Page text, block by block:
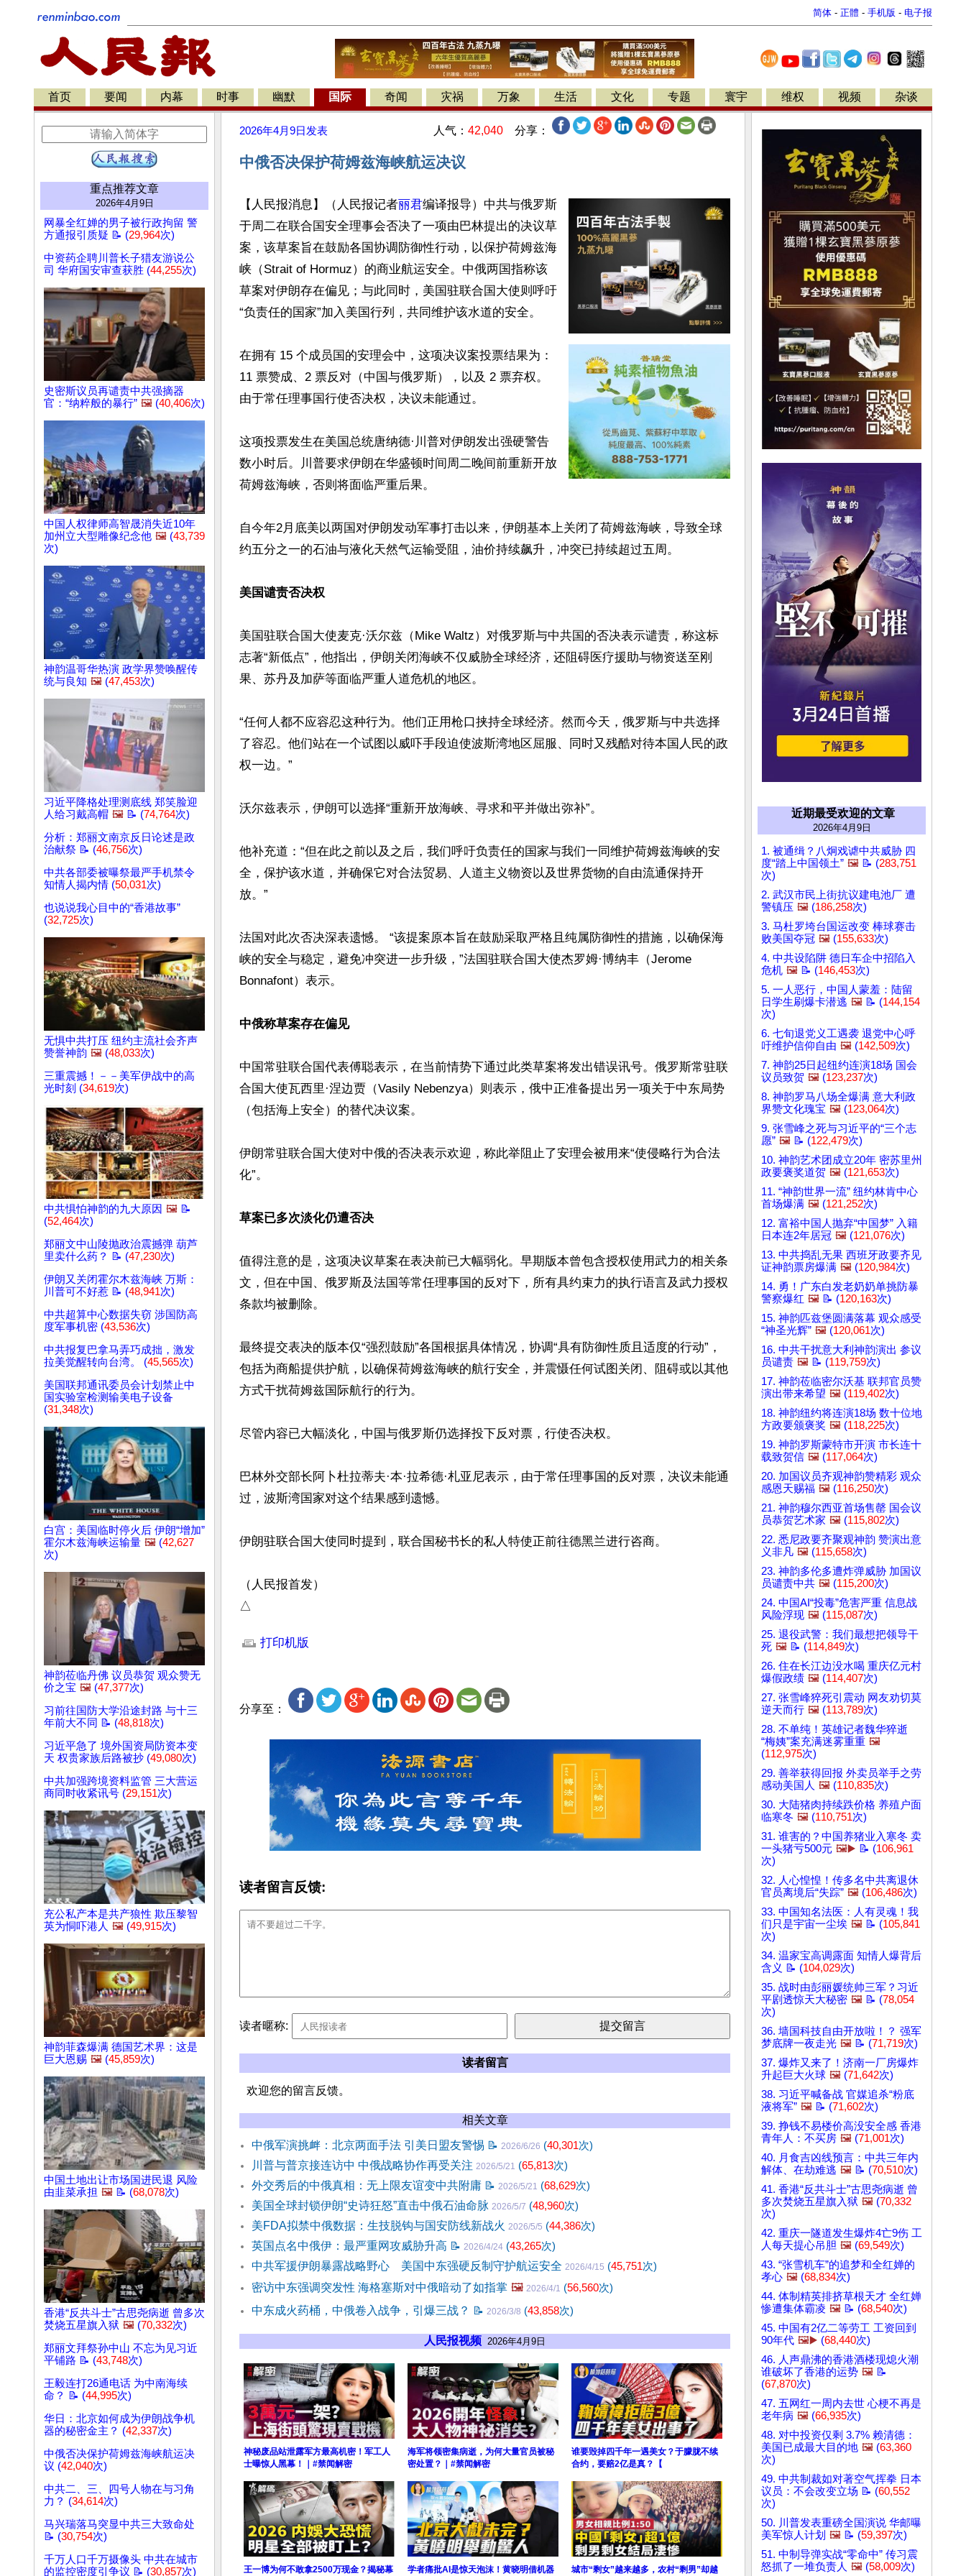
简体 - 正體 - 手机版 - 电子报
首页 要闻 内幕 时事 幽默 国际 奇闻 灾祸 万象 生活 文化 专题 寰宇 维权 视频 杂谈
重点推荐文章
2026年4月9日
网暴全红婵的男子被行政拘留 警
方通报引质疑 📝 (29,964次)
中资药企聘川普长子猎友游说公
司 华府国安审查获胜 (44,255次)
史密斯议员再谴责中共强摘器
官：“纳粹般的暴行” 🖼️ (40,406次)
中国人权律师高智晟消失近10年
加州立大型雕像纪念他 🖼️ (43,739
次)
神韵温哥华热演 政学界赞唤醒传
统与良知 🖼️ (47,453次)
习近平降格处理测底线 郑笑脸迎
人给习戴高帽 🖼️ 📝 (74,764次)
分析：郑丽文南京反日论述是政
治献祭 📝 (46,756次)
中共各部委被曝祭最严手机禁令
知情人揭内情 (50,031次)
也说说我心目中的“香港故事”
(32,725次)
无惧中共打压 纽约主流社会齐声
赞誉神韵 🖼️ (48,033次)
三重震撼！－－美军伊战中的高
光时刻 (34,619次)
中共惧怕神韵的九大原因 🖼️ 📝
(52,464次)
郑丽文中山陵抛政治震撼弹 葫芦
里卖什么药？ 📝 (47,230次)
伊朗又关闭霍尔木兹海峡 万斯：
川普可不好惹 📝 (48,941次)
中共超算中心数据失窃 涉国防高
度军事机密 (43,536次)
中共报复巴拿马弄巧成拙，激发
拉美觉醒转向台湾。 (45,565次)
美国联邦通讯委员会计划禁止中
国实验室检测输美电子设备
(31,348次)
白宫：美国临时停火后 伊朗“增加”
霍尔木兹海峡运输量 🖼️ (42,627
次)
神韵莅临丹佛 议员恭贺 观众赞无
价之宝 🖼️ (47,377次)
习前往国防大学沿途封路 与十三
年前大不同 📝 (48,818次)
习近平急了 境外国资局防资本变
天 权贵家族后路被抄 (49,080次)
中共加强跨境资料监管 三大营运
商同时收紧讯号 (29,151次)
充公私产本是共产狼性 欺压黎智
英为恫吓港人 🖼️ (49,915次)
神韵菲森爆满 德国艺术界：这是
巨大恩赐 🖼️ (45,859次)
中国土地出让市场国进民退 风险
由韭菜承担 🖼️ 📝 (68,078次)
香港“反共斗士”古思尧病逝 曾多次
焚烧五星旗入狱 🖼️ (70,332次)
郑丽文拜祭孙中山 不忘为见习近
平铺路 📝 (43,748次)
王毅连打26通电话 为中南海续
命？ 📝 (44,995次)
华日：北京如何成为伊朗战争机
器的秘密金主？ (42,337次)
中俄否决保护荷姆兹海峡航运决
议 (42,040次)
中共二、三、四号人物在与习角
力？ (34,614次)
马兴瑞落马突显中共三大致命处
📝 (30,754次)
千万人口千万摄像头 中共在城市
的监控密度引争议 📝 (30,857次)
2026年4月9日 发表 人气： 42,040 分享：
中俄否决保护荷姆兹海峡航运决议
【人民报消息】（人民报记者丽君编译报导）中共与俄罗斯
于周二在联合国安全理事会否决了一项由巴林提出的决议草
案，该草案旨在鼓励各国协调防御性行动，以保护荷姆兹海
峡（Strait of Hormuz）的商业航运安全。中俄两国指称该
草案对伊朗存在偏见；与此同时，美国驻联合国大使则呼吁
“负责任的国家”加入美国行列，共同维护该水道的安全。
在拥有 15 个成员国的安理会中，这项决议案投票结果为：
11 票赞成、2 票反对（中国与俄罗斯），以及 2 票弃权。
由于常任理事国行使否决权，决议未能通过。
这项投票发生在美国总统唐纳德·川普对伊朗发出强硬警告
数小时后。川普要求伊朗在华盛顿时间周二晚间前重新开放
荷姆兹海峡，否则将面临严重后果。
自今年2月底美以两国对伊朗发动军事打击以来，伊朗基本上关闭了荷姆兹海峡，导致全球
约五分之一的石油与液化天然气运输受阻，油价持续飙升，冲突已持续超过五周。
美国谴责否决权
美国驻联合国大使麦克·沃尔兹（Mike Waltz）对俄罗斯与中共国的否决表示谴责，称这标
志著“新低点”，他指出，伊朗关闭海峡不仅威胁全球经济，还阻碍医疗援助与物资送至刚
果、苏丹及加萨等面临严重人道危机的地区。
“任何人都不应容忍这种行为。他们正用枪口挟持全球经济。然而今天，俄罗斯与中共选择
了容忍。他们站在一个试图以威吓手段迫使波斯湾地区屈服、同时又残酷对待本国人民的政
权一边。”
沃尔兹表示，伊朗可以选择“重新开放海峡、寻求和平并做出弥补”。
他补充道：“但在此之前以及之后，我们呼吁负责任的国家与我们一同维护荷姆兹海峡的安
全，保护该水道，并确保它对合法贸易、人道主义物资以及世界货物的自由流通保持开
放。”
法国对此次否决深表遗憾。 “该提案原本旨在鼓励采取严格且纯属防御性的措施，以确保海
峡的安全与稳定，避免冲突进一步升级，”法国驻联合国大使杰罗姆·博纳丰（Jerome
Bonnafont）表示。
中俄称草案存在偏见
中国常驻联合国代表傅聪表示，在当前情势下通过此类草案将发出错误讯号。俄罗斯常驻联
合国大使瓦西里·涅边贾（Vasily Nebenzya）则表示，俄中正准备提出另一项关于中东局势
（包括海上安全）的替代决议案。
伊朗常驻联合国大使对中俄的否决表示欢迎，称此举阻止了安理会被用来“使侵略行为合法
化”。
草案已多次淡化仍遭否决
值得注意的是，这项决议草案在表决前已大幅弱化。早期版本曾包含授权使用武力的相关条
文，但在中国、俄罗斯及法国等常任理事国的反对下，所有具约束力的执行语言及武力授权
条款均被删除。
最终提交表决的版本仅“强烈鼓励”各国根据具体情况，协调“具有防御性质且适度的行动”，
包括为商船提供护航，以确保荷姆兹海峡的航行安全，并震慑任何试图关闭、阻碍或以其他
方式干扰荷姆兹国际航行的行为。
尽管内容已大幅淡化，中国与俄罗斯仍选择投下反对票，行使否决权。
巴林外交部长阿卜杜拉蒂夫·本·拉希德·札亚尼表示，由于常任理事国的反对票，决议未能通
过，波斯湾国家对这个结果感到遗憾。
伊朗驻联合国大使同时提到，联合国秘书长的私人特使正前往德黑兰进行咨商。
（人民报首发）
△
打印机版
分享至：
读者留言反馈:
读者暱称:
读者留言
欢迎您的留言反馈。
相关文章
中俄军演挑衅：北京两面手法 引美日盟友警惕 📝 2026/6/26 (40,301次)
川普与普京接连访中 中俄战略协作再受关注 2026/5/21 (65,813次)
外交秀后的中俄真相：无上限友谊变中共附庸 📝 2026/5/21 (68,629次)
美国全球封锁伊朗“史诗狂怒”直击中俄石油命脉 2026/5/7 (48,960次)
美FDA拟禁中俄数据：生技脱钩与国安防线新战火 2026/5/5 (44,386次)
英国点名中俄伊：最严重网攻威胁升高 📝 2026/4/24 (43,265次)
中共军援伊朗暴露战略野心 美国中东强硬反制守护航运安全 2026/4/15 (45,751次)
密访中东强调突发性 海格塞斯对中俄暗动了如指掌 🖼️ 2026/4/1 (56,560次)
中东成火药桶，中俄卷入战争，引爆三战？ 📝 2026/3/8 (43,858次)
人民报视频 2026年4月9日
神秘废品站泄露军方最高机密！军工人
士曝惊人黑幕！｜#禁闻解密
海军将领密集病逝，为何大量官员被秘
密处置？｜#禁闻解密
谁要毁掉四千年一遇美女？于朦胧不续
合约，要赔2亿是真？【
王一博为何不敢拿2500万现金？揭秘幕 学者痛批AI是惊天泡沫！黄晓明借机器 城市“剩女”越来越多，农村“剩男”却越
近期最受欢迎的文章
2026年4月9日
1. 被通缉？八炯戏谑中共威胁 四
度“踏上中国领土” 🖼️ 📝 (283,751
次)
2. 武汉市民上街抗议建电池厂 遭
警镇压 🖼️ (186,258次)
3. 马杜罗垮台国运改变 棒球赛击
败美国夺冠 🖼️ (155,633次)
4. 中共设陷阱 德日车企中招陷入
危机 🖼️ 📝 (146,453次)
5. 一人恶行，中国人蒙羞：陆留
日学生刷爆卡潜逃 🖼️ 📝 (144,154
次)
6. 七旬退党义工遇袭 退党中心呼
吁维护信仰自由 🖼️ (142,509次)
7. 神韵25日起纽约连演18场 国会
议员致贺 🖼️ (123,237次)
8. 神韵罗马八场全爆满 意大利政
界赞文化瑰宝 🖼️ (123,064次)
9. 张雪峰之死与习近平的“三个志
愿” 🖼️ 📝 (122,479次)
10. 神韵艺术团成立20年 密苏里州
政要褒奖道贺 🖼️ (121,653次)
11. “神韵世界一流” 纽约林肯中心
首场爆满 🖼️ (121,252次)
12. 富裕中国人抛弃“中国梦” 入籍
日本连2年居冠 🖼️ (121,076次)
13. 中共捣乱无果 西班牙政要齐见
证神韵票房爆满 🖼️ (120,984次)
14. 勇！广东白发老奶奶单挑防暴
警察爆红 🖼️ 📝 (120,163次)
15. 神韵匹兹堡圆满落幕 观众感受
“神圣光辉” 🖼️ (120,061次)
16. 中共干扰意大利神韵演出 参议
员谴责 🖼️ 📝 (119,759次)
17. 神韵莅临密尔沃基 联邦官员赞
演出带来希望 🖼️ (119,402次)
18. 神韵纽约将连演18场 数十位地
方政要颁褒奖 🖼️ (118,225次)
19. 神韵罗斯蒙特市开演 市长连十
载致贺信 🖼️ (117,064次)
20. 加国议员齐观神韵赞精彩 观众
感恩天赐福 🖼️ (116,250次)
21. 神韵穆尔西亚首场售罄 国会议
员恭贺艺术家 🖼️ (115,802次)
22. 悉尼政要齐聚观神韵 赞演出意
义非凡 🖼️ (115,658次)
23. 神韵多伦多遭炸弹威胁 加国议
员谴责中共 🖼️ (115,200次)
24. 中国AI“投毒”危害严重 信息战
风险浮现 🖼️ (115,087次)
25. 退役武警：我们最想把领导干
死 🖼️ 📝 (114,849次)
26. 住在长江边没水喝 重庆亿元村
爆假政绩 🖼️ (114,407次)
27. 张雪峰猝死引震动 网友劝切莫
逆天而行 🖼️ (113,789次)
28. 不单纯！英雄记者魏华猝逝
“梅姨”案充满迷雾重重 🖼️
(112,975次)
29. 善举获得回报 外卖员举手之劳
感动美国人 🖼️ (110,835次)
30. 大陆猪肉持续跌价格 养殖户面
临寒冬 🖼️ (110,751次)
31. 谁害的？中国养猪业入寒冬 卖
一头猪亏500元 🖼️▶️ 📝 (106,961
次)
32. 人心惶惶！传多名中共离退休
官员离境后“失踪” 🖼️ (106,486次)
33. 中国知名法医：人有灵魂！我
们只是宇宙一尘埃 🖼️ 📝 (105,841
次)
34. 温家宝高调露面 知情人爆背后
含义 📝 (104,029次)
35. 战时由彭丽媛统帅三军？习近
平剧透惊天大秘密 🖼️ 📝 (78,054
次)
36. 墙国科技自由开放啦！？ 强军
梦底牌一夜走光 🖼️ 📝 (71,719次)
37. 爆炸又来了！济南一厂房爆炸
升起巨大火球 🖼️ (71,642次)
38. 习近平喊备战 官媒追杀“粉底
液将军” 🖼️ 📝 (71,602次)
39. 挣钱不易楼价高没安全感 香港
青年人：不买房 🖼️ (71,001次)
40. 月食吉凶线预言：中共三年内
解体、在劫难逃 🖼️ 📝 (70,510次)
41. 香港“反共斗士”古思尧病逝 曾
多次焚烧五星旗入狱 🖼️ (70,332
次)
42. 重庆一隧道发生爆炸4亡9伤 工
人每天提心吊胆 🖼️ (69,549次)
43. “张雪机车”的追梦和全红婵的
孝心 🖼️ (68,834次)
44. 体制精英排挤草根天才 全红婵
惨遭集体霸凌 🖼️ 📝 (68,540次)
45. 中国有2亿二等劳工 工资回到
90年代 🖼️▶️ (68,440次)
46. 人声鼎沸的香港酒楼现熄火潮
谁破坏了香港的运势 🖼️ 📝
(67,870次)
47. 五网红一周内去世 心梗不再是
老年病 🖼️ (66,935次)
48. 对中投资仅剩 3.7% 赖清德：
美国已成最大目的地 🖼️ (63,360
次)
49. 中共制裁如对著空气挥拳 日本
议员：不会改变立场 📝 (60,552
次)
50. 川普发表重磅全国演说 华邮曝
美军惊人计划 🖼️ 📝 (59,397次)
51. 中制导弹实战“零命中” 传习震
怒抓了一堆负责人 🖼️ (58,009次)